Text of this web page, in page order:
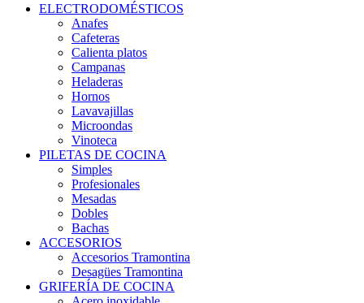
ELECTRODOMÉSTICOS
Anafes
Cafeteras
Calienta platos
Campanas
Heladeras
Hornos
Lavavajillas
Microondas
Vinoteca
PILETAS DE COCINA
Simples
Profesionales
Mesadas
Dobles
Bachas
ACCESORIOS
Accesorios Tramontina
Desagües Tramontina
GRIFERÍA DE COCINA